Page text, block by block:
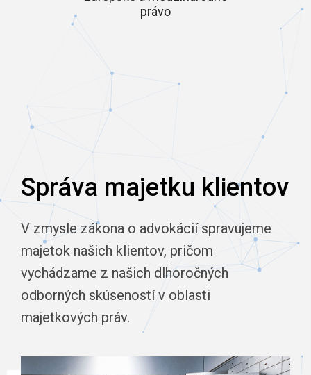
právo
Správa majetku klientov
V zmysle zákona o advokácií spravujeme
majetok našich klientov, pričom
vychádzame z našich dlhoročných
odborných skúseností v oblasti
majetkových práv.